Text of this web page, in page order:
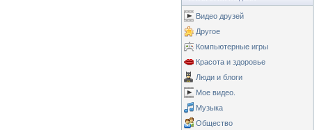
Видео друзей
Другое
Компьютерные игры
Красота и здоровье
Люди и блоги
Мое видео.
Музыка
Общество